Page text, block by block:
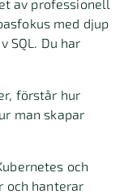
av professionell
med djup
SQL. Du har
förstår hur
man skapar
och
och hanterar